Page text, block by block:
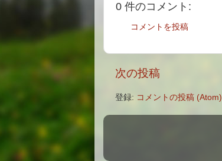
0 件のコメント:
コメントを投稿
次の投稿
登録: コメントの投稿 (Atom)